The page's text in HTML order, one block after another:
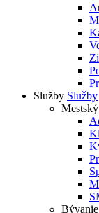
Služby Služby
Bývanie